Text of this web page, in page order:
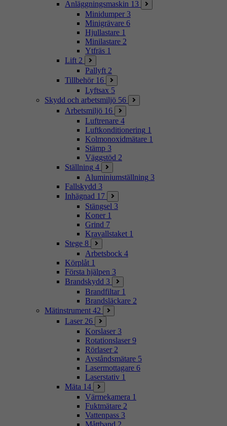
Anläggningsmaskin 13
Minidumper 3
Minigrävare 6
Hjullastare 1
Minilastare 2
Ytfräs 1
Lift 2
Pallyft 2
Tillbehör 16
Lyftsax 5
Skydd och arbetsmiljö 56
Arbetsmiljö 16
Luftrenare 4
Luftkonditionering 1
Kolmonoxidmätare 1
Stämp 3
Väggstöd 2
Ställning 4
Aluminiumställning 3
Fallskydd 3
Inhägnad 17
Stängsel 3
Koner 1
Grind 7
Kravallstaket 1
Stege 8
Arbetsbock 4
Körplåt 1
Första hjälpen 3
Brandskydd 3
Brandfiltar 1
Brandsläckare 2
Mätinstrument 42
Laser 26
Korslaser 3
Rotationslaser 9
Rörlaser 2
Avståndsmätare 5
Lasermottagare 6
Laserstativ 1
Mäta 14
Värmekamera 1
Fuktmätare 2
Vattenpass 3
Måttband 2